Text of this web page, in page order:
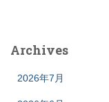
Archives
2026年7月